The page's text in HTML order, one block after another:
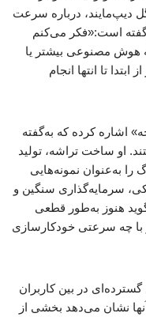
دیپ‌مایند، درباره سرعت
است:«فکر می‌کنم
که هوش مصنوعی بیشتر یا
تا انتها انجام
اشاره کرده که به‌گفته
او ساخت تراشه، تولید
به‌عنوان نمونه‌هایی
سرمایه‌گذاری سنگین و
هنوز به‌طور قطعی
چه سرعتی خودکارسازی
در بین کاربران
نشان می‌دهد بخشی از